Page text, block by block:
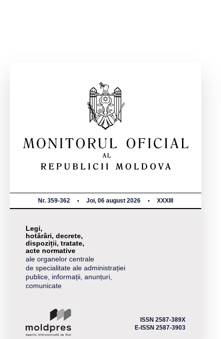
Nr. 359-362 Joi, 06 august 2026 XXXIII
Legi,
hotărâri, decrete,
dispoziții, tratate,
acte normative
ale organelor centrale
de specialitate ale administrației
publice, informații, anunțuri,
comunicate
ISSN 2587-389X
E-ISSN 2587-3903